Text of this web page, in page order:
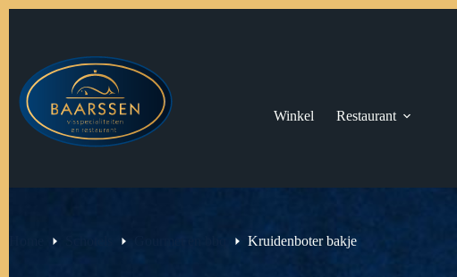
inhoud
Winkel Restaurant
Kruidenboter bakje